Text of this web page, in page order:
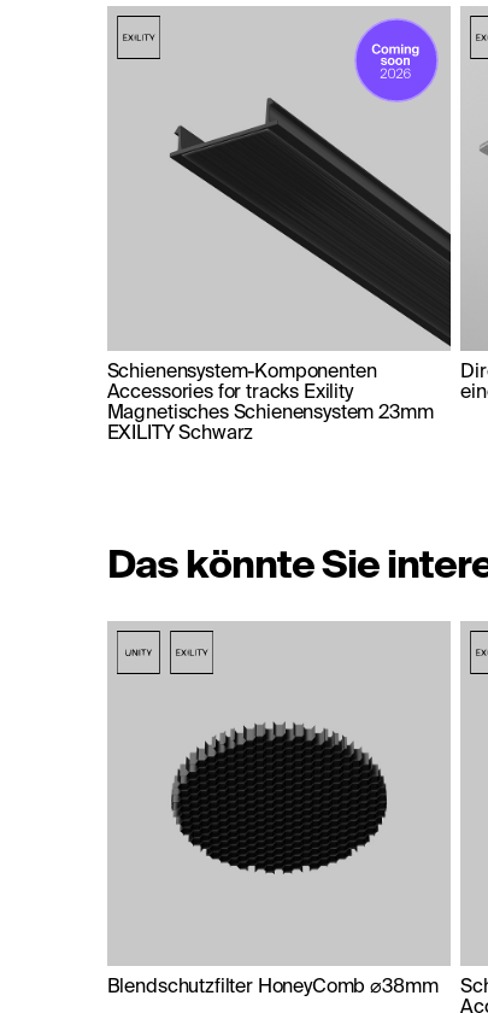
Schienensystem-Komponenten
Accessories for tracks Exility
Magnetisches Schienensystem 23mm
EXILITY Schwarz
Das könnte Sie
Blendschutzfilter HoneyComb ⌀38mm